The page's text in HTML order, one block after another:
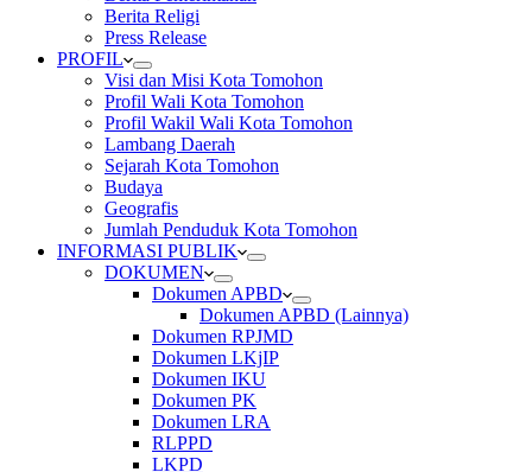
Berita Religi
Press Release
PROFIL
Visi dan Misi Kota Tomohon
Profil Wali Kota Tomohon
Profil Wakil Wali Kota Tomohon
Lambang Daerah
Sejarah Kota Tomohon
Budaya
Geografis
Jumlah Penduduk Kota Tomohon
INFORMASI PUBLIK
DOKUMEN
Dokumen APBD
Dokumen APBD (Lainnya)
Dokumen RPJMD
Dokumen LKjIP
Dokumen IKU
Dokumen PK
Dokumen LRA
RLPPD
LKPD